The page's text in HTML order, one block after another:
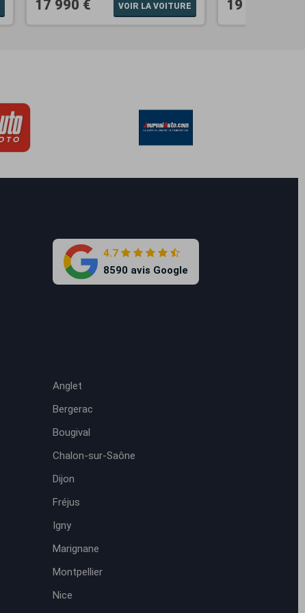
17 990 € VOIR LA VOITURE 19 990 €
4.7
8590 avis Google
Anglet
Bergerac
Bougival
Chalon-sur-Saône
Dijon
Fréjus
Igny
Marignane
Montpellier
Nice